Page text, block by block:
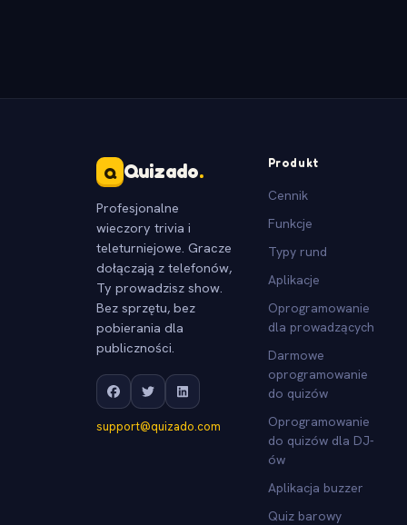
Q Quizado.
Profesjonalne
wieczory trivia i
teleturniejowe. Gracze
dołączają z telefonów,
Ty prowadzisz show.
Bez sprzętu, bez
pobierania dla
publiczności.
support@quizado.com
Produkt
Cennik
Funkcje
Typy rund
Aplikacje
Oprogramowanie
dla prowadzących
Darmowe
oprogramowanie
do quizów
Oprogramowanie
do quizów dla DJ-
ów
Aplikacja buzzer
Quiz barowy